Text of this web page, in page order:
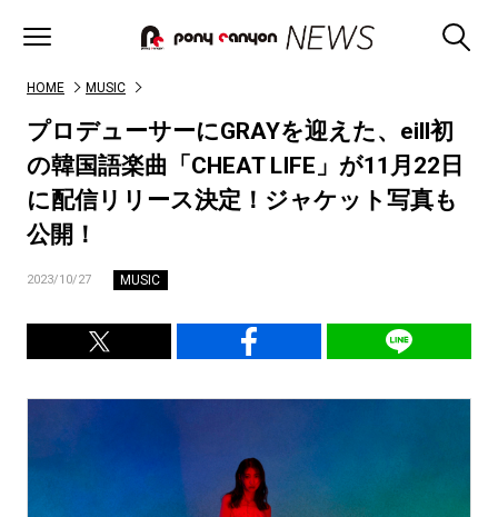
HOME MUSIC
プロデューサーにGRAYを迎えた、eill初
の韓国語楽曲「CHEAT LIFE」が11月22日
に配信リリース決定！ジャケット写真も
公開！
2023/10/27 MUSIC